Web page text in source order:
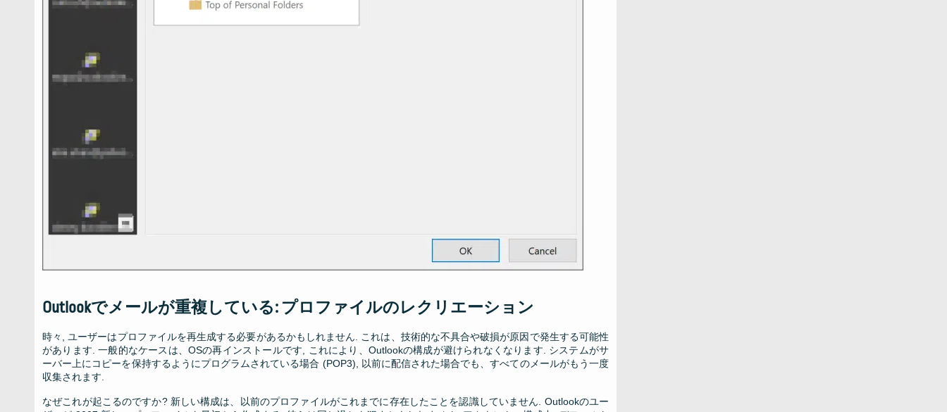
Outlookでメールが重複している: プロファイルのレクリエーション
時々, ユーザーはプロファイルを再生成する必要があるかもしれません. これは、技術的な不具合や破損が原因で発生する可能性
があります. 一般的なケースは、OSの再インストールです, これにより、Outlookの構成が避けられなくなります. システムがサ
ーバー上にコピーを保持するようにプログラムされている場合 (POP3), 以前に配信された場合でも、すべてのメールがもう一度
収集されます.
なぜこれが起こるのですか? 新しい構成は、以前のプロファイルがこれまでに存在したことを認識していません. Outlookのユー